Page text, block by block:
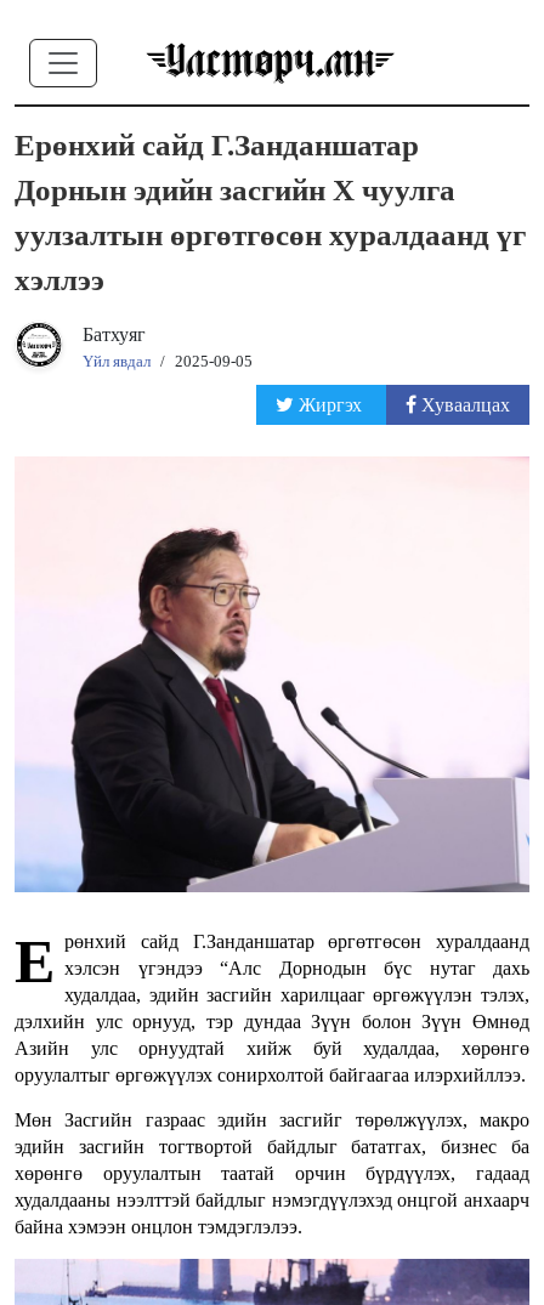
Ерөнхий сайд Г.Занданшатар
Дорнын эдийн засгийн X чуулга
уулзалтын өргөтгөсөн хуралдаанд үг
хэллээ
Батхуяг
Үйл явдал / 2025-09-05
Жиргэх Хуваалцах
Е рөнхий сайд Г.Занданшатар өргөтгөсөн хуралдаанд
хэлсэн үгэндээ “Алс Дорнодын бүс нутаг дахь
худалдаа, эдийн засгийн харилцааг өргөжүүлэн тэлэх,
дэлхийн улс орнууд, тэр дундаа Зүүн болон Зүүн Өмнөд
Азийн улс орнуудтай хийж буй худалдаа, хөрөнгө
оруулалтыг өргөжүүлэх сонирхолтой байгаагаа илэрхийллээ.
Мөн Засгийн газраас эдийн засгийг төрөлжүүлэх, макро
эдийн засгийн тогтвортой байдлыг бататгах, бизнес ба
хөрөнгө оруулалтын таатай орчин бүрдүүлэх, гадаад
худалдааны нээлттэй байдлыг нэмэгдүүлэхэд онцгой анхаарч
байна хэмээн онцлон тэмдэглэлээ.